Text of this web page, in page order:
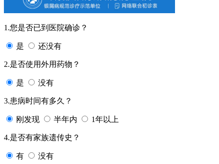
1.您是否已到医院确诊？
是 还没有
2.是否使用外用药物？
是 没有
3.患病时间有多久？
刚发现 半年内 1年以上
4.是否有家族遗传史？
有 没有